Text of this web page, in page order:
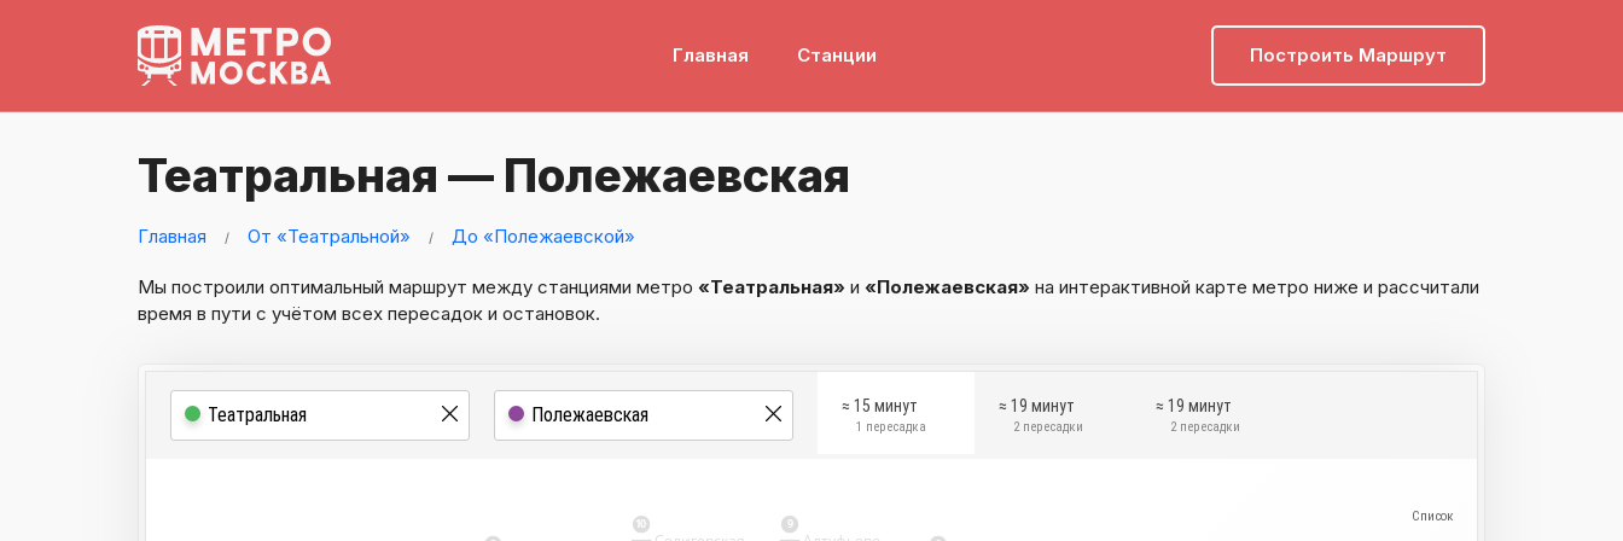
Главная Станции Построить Маршрут
Театральная — Полежаевская
Главная От «Театральной» До «Полежаевской»
Мы построили оптимальный маршрут между станциями метро «Театральная» и «Полежаевская» на интерактивной карте метро ниже и рассчитали
время в пути с учётом всех пересадок и остановок.
≈ 15 минут
1 пересадка
≈ 19 минут
2 пересадки
≈ 19 минут
2 пересадки
9
10